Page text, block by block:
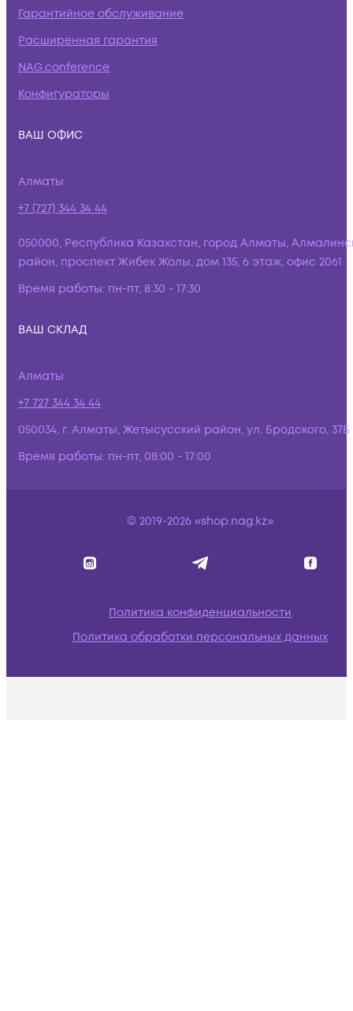
Гарантийное обслуживание
Расширенная гарантия
NAG.conference
Конфигураторы
ВАШ ОФИС
Алматы
+7 (727) 344 34 44
050000, Республика Казахстан, город Алматы,
район, проспект Жибек Жолы, дом 135, 6 этаж, офис 2061
Время работы: пн-пт, 8:30 - 17:30
ВАШ СКЛАД
Алматы
+7 727 344 34 44
050034, г. Алматы, Жетысусский район, ул. Бродского, 37Б
Время работы: пн-пт, 08:00 - 17:00
© 2019-2026 «shop.nag.kz»
Политика конфиденциальности
Политика обработки персональных данных